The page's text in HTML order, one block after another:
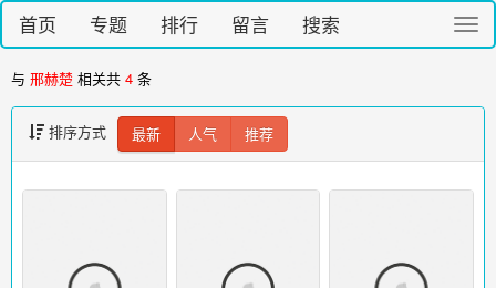
切
换
首页 专题 排行 留言 搜索
与 邢赫楚 相关共 4 条
排序方式 最新 人气 推荐